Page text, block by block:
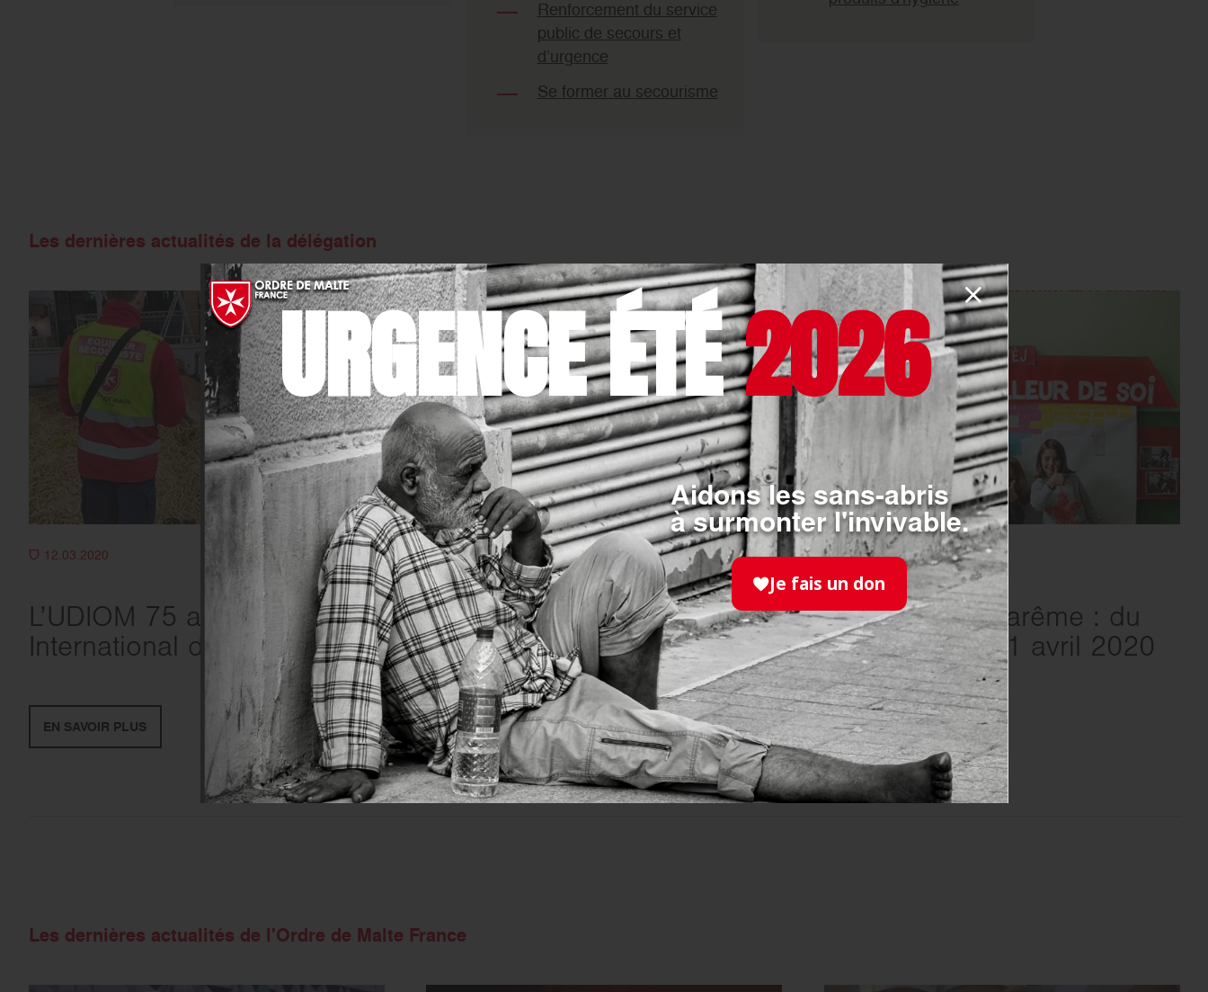
Renforcement du service
public de secours et
d’urgence
Se former au secourisme
Les dernières actualités de la délégation
12.03.2020
L’UDIOM 75 au Salon
International de l’Agriculture
EN SAVOIR PLUS
28.02.2020
Du 10 au 11 octobre 2020 :
Semaine Nationale des
Personnes Handicapées
Physiques
EN SAVOIR PLUS
11.02.2020
P’tits déj’ en Carême : du
26 février au 11 avril 2020
EN SAVOIR PLUS
Les dernières actualités de l'Ordre de Malte France
URGENCE ÉTÉ2026
Aidons les sans-abris
à surmonter l'invivable.
Je fais un don